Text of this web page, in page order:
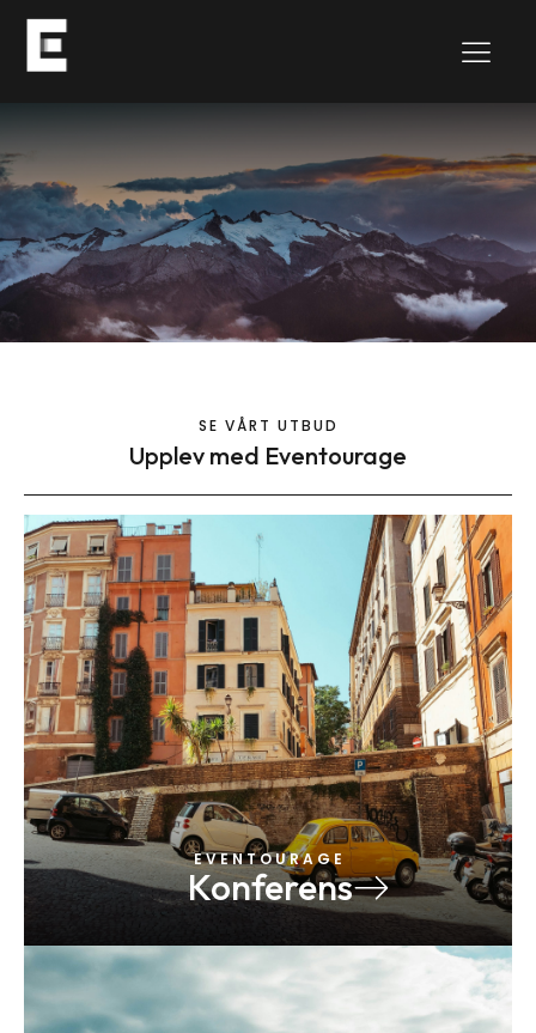
SE VÅRT UTBUD
Upplev med Eventourage
E V E N T O U R A G E
Konferens